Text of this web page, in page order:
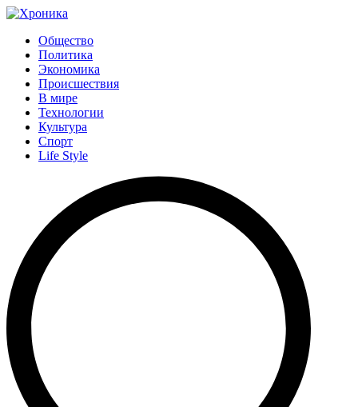
Общество
Политика
Экономика
Происшествия
В мире
Технологии
Культура
Спорт
Life Style